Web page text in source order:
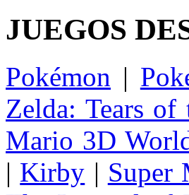
JUEGOS
Pokémon |
Zelda: Tears
Mario 3D
| Kirby | Super